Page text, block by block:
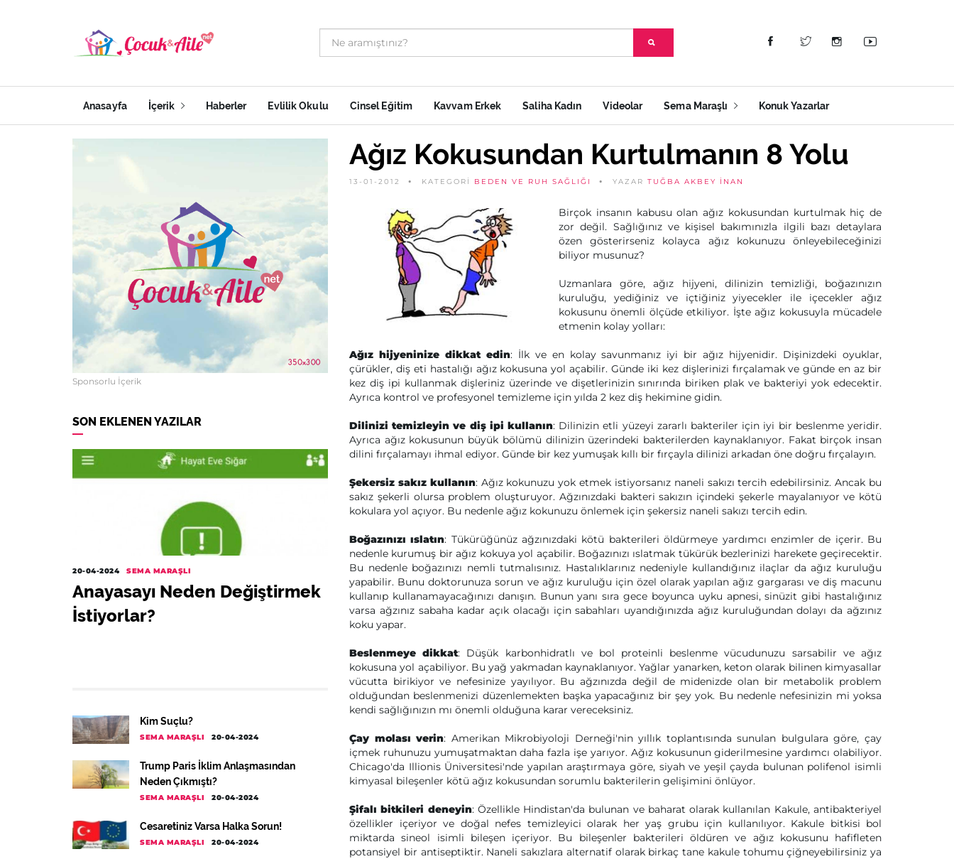
Anasayfa İçerik Haberler Evlilik Okulu Cinsel Eğitim Kavvam Erkek Saliha Kadın Videolar Sema Maraşlı Konuk Yazarlar
Sponsorlu İçerik
SON EKLENEN YAZILAR
20-04-2024 SEMA MARAŞLI
Anayasayı Neden Değiştirmek
İstiyorlar?
Kim Suçlu?
SEMA MARAŞLI 20-04-2024
Trump Paris İklim Anlaşmasından
Neden Çıkmıştı?
SEMA MARAŞLI 20-04-2024
Cesaretiniz Varsa Halka Sorun!
SEMA MARAŞLI 20-04-2024
Ağız Kokusundan Kurtulmanın 8 Yolu
13-01-2012 KATEGORİ BEDEN VE RUH SAĞLIĞI YAZAR TUĞBA AKBEY İNAN
Birçok insanın kabusu olan ağız kokusundan kurtulmak hiç de
zor değil. Sağlığınız ve kişisel bakımınızla ilgili bazı detaylara
özen gösterirseniz kolayca ağız kokunuzu önleyebileceğinizi
biliyor musunuz?
Uzmanlara göre, ağız hijyeni, dilinizin temizliği, boğazınızın
kuruluğu, yediğiniz ve içtiğiniz yiyecekler ile içecekler ağız
kokusunu önemli ölçüde etkiliyor. İşte ağız kokusuyla mücadele
etmenin kolay yolları:
Ağız hijyeninize dikkat edin: İlk ve en kolay savunmanız iyi bir ağız hijyenidir. Dişinizdeki oyuklar,
çürükler, diş eti hastalığı ağız kokusuna yol açabilir. Günde iki kez dişlerinizi fırçalamak ve günde en az bir
kez diş ipi kullanmak dişleriniz üzerinde ve dişetlerinizin sınırında biriken plak ve bakteriyi yok edecektir.
Ayrıca kontrol ve profesyonel temizleme için yılda 2 kez diş hekimine gidin.
Dilinizi temizleyin ve diş ipi kullanın: Dilinizin etli yüzeyi zararlı bakteriler için iyi bir beslenme yeridir.
Ayrıca ağız kokusunun büyük bölümü dilinizin üzerindeki bakterilerden kaynaklanıyor. Fakat birçok insan
dilini fırçalamayı ihmal ediyor. Günde bir kez yumuşak kıllı bir fırçayla dilinizi arkadan öne doğru fırçalayın.
Şekersiz sakız kullanın: Ağız kokunuzu yok etmek istiyorsanız naneli sakızı tercih edebilirsiniz. Ancak bu
sakız şekerli olursa problem oluşturuyor. Ağzınızdaki bakteri sakızın içindeki şekerle mayalanıyor ve kötü
kokulara yol açıyor. Bu nedenle ağız kokunuzu önlemek için şekersiz naneli sakızı tercih edin.
Boğazınızı ıslatın: Tükürüğünüz ağzınızdaki kötü bakterileri öldürmeye yardımcı enzimler de içerir. Bu
nedenle kurumuş bir ağız kokuya yol açabilir. Boğazınızı ıslatmak tükürük bezlerinizi harekete geçirecektir.
Bu nedenle boğazınızı nemli tutmalısınız. Hastalıklarınız nedeniyle kullandığınız ilaçlar da ağız kuruluğu
yapabilir. Bunu doktorunuza sorun ve ağız kuruluğu için özel olarak yapılan ağız gargarası ve diş macunu
kullanıp kullanamayacağınızı danışın. Bunun yanı sıra gece boyunca uyku apnesi, sinüzit gibi hastalığınız
varsa ağzınız sabaha kadar açık olacağı için sabahları uyandığınızda ağız kuruluğundan dolayı da ağzınız
koku yapar.
Beslenmeye dikkat: Düşük karbonhidratlı ve bol proteinli beslenme vücudunuzu sarsabilir ve ağız
kokusuna yol açabiliyor. Bu yağ yakmadan kaynaklanıyor. Yağlar yanarken, keton olarak bilinen kimyasallar
vücutta birikiyor ve nefesinize yayılıyor. Bu ağzınızda değil de midenizde olan bir metabolik problem
olduğundan beslenmenizi düzenlemekten başka yapacağınız bir şey yok. Bu nedenle nefesinizin mi yoksa
kendi sağlığınızın mı önemli olduğuna karar vereceksiniz.
Çay molası verin: Amerikan Mikrobiyoloji Derneği'nin yıllık toplantısında sunulan bulgulara göre, çay
içmek ruhunuzu yumuşatmaktan daha fazla işe yarıyor. Ağız kokusunun giderilmesine yardımcı olabiliyor.
Chicago'da Illionis Üniversitesi'nde yapılan araştırmaya göre, siyah ve yeşil çayda bulunan polifenol isimli
kimyasal bileşenler kötü ağız kokusundan sorumlu bakterilerin gelişimini önlüyor.
Şifalı bitkileri deneyin: Özellikle Hindistan'da bulunan ve baharat olarak kullanılan Kakule, antibakteriyel
özellikler içeriyor ve doğal nefes temizleyici olarak her yaş grubu için kullanılıyor. Kakule bitkisi bol
miktarda sineol isimli bileşen içeriyor. Bu bileşenler bakterileri öldüren ve ağız kokusunu hafifleten
potansiyel bir antiseptiktir. Naneli sakızlara alternatif olarak birkaç tane kakule tohumu çiğneyebilirsiniz ya